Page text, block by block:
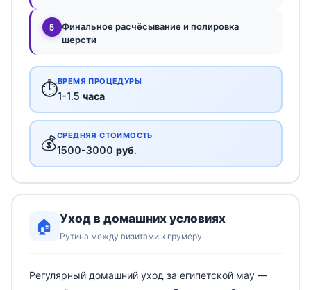
5
Финальное расчёсывание и полировка
шерсти
⏱️ВРЕМЯ ПРОЦЕДУРЫ
1-1.5 часа
💰СРЕДНЯЯ СТОИМОСТЬ
1500-3000 руб.
🏠 Уход в домашних условиях
Рутина между визитами к грумеру
Регулярный домашний уход за египетской мау —